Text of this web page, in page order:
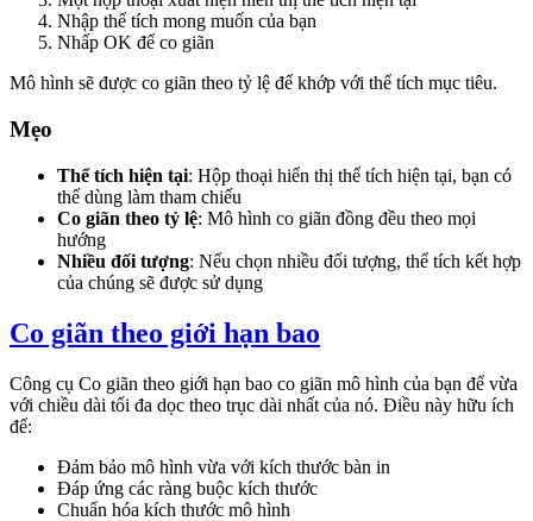
Nhập thể tích mong muốn của bạn
Nhấp OK để co giãn
Mô hình sẽ được co giãn theo tỷ lệ để khớp với thể tích mục tiêu.
Mẹo
Thể tích hiện tại: Hộp thoại hiển thị thể tích hiện tại, bạn có
thể dùng làm tham chiếu
Co giãn theo tỷ lệ: Mô hình co giãn đồng đều theo mọi
hướng
Nhiều đối tượng: Nếu chọn nhiều đối tượng, thể tích kết hợp
của chúng sẽ được sử dụng
Co giãn theo giới hạn bao
Công cụ Co giãn theo giới hạn bao co giãn mô hình của bạn để vừa
với chiều dài tối đa dọc theo trục dài nhất của nó. Điều này hữu ích
để:
Đảm bảo mô hình vừa với kích thước bàn in
Đáp ứng các ràng buộc kích thước
Chuẩn hóa kích thước mô hình